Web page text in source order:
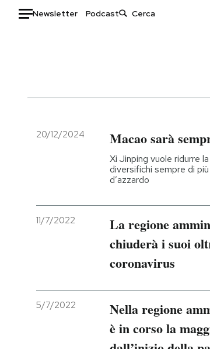
Newsletter Podcast
Italia
Politica
Economia
Moda
Ok Boomer!
Media
Mondiali calcio
20/12/2024 Macao sarà
Xi Jinping vuole ridurre
diversifichi sempre di
d’azzardo
11/7/2022
La regione
chiuderà i suoi
coronavirus
5/7/2022
Nella regione
è in corso la